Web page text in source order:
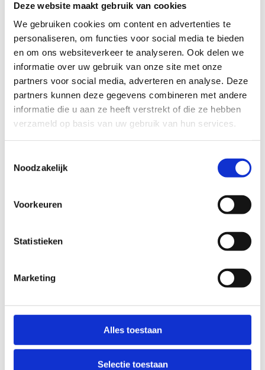
Deze website maakt gebruik van cookies
We gebruiken cookies om content en advertenties te
personaliseren, om functies voor social media te bieden
en om ons websiteverkeer te analyseren. Ook delen we
informatie over uw gebruik van onze site met onze
partners voor social media, adverteren en analyse. Deze
partners kunnen deze gegevens combineren met andere
informatie die u aan ze heeft verstrekt of die ze hebben
verzameld op basis van uw gebruik van hun services.
Noodzakelijk
Voorkeuren
Statistieken
Marketing
Alles toestaan
Selectie toestaan
TECHNISCHE MOEILIJKHEIDSGRAAD
makkelijk moeilijk
BEWEGWIJZERING
slecht
TIP:ontbrekende signalisatie kan je melden via het
Routemeldpunt
Bewolkt
Winters